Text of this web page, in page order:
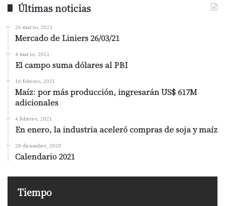
Últimas noticias
26 marzo, 2021
Mercado de Liniers 26/03/21
4 marzo, 2021
El campo suma dólares al PBI
16 febrero, 2021
Maíz: por más producción, ingresarán US$ 617M
adicionales
4 febrero, 2021
En enero, la industria aceleró compras de soja y maíz
28 diciembre, 2020
Calendario 2021
Tiempo